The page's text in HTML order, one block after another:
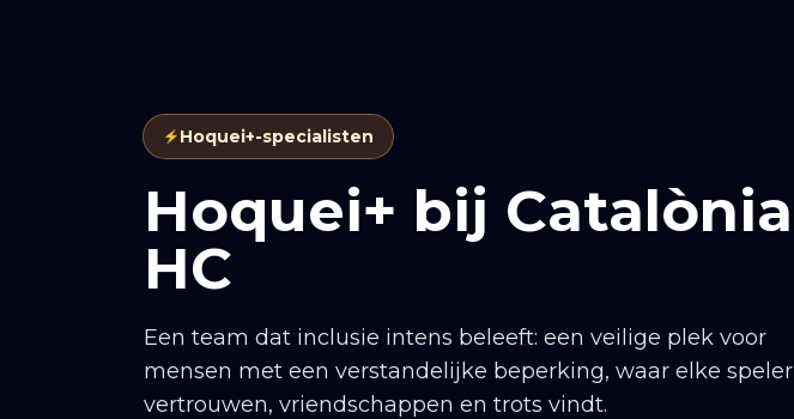
Hoquei+-specialisten
Hoquei+ bij Catalònia
HC
Een team dat inclusie intens beleeft: een veilige plek voor
mensen met een verstandelijke beperking, waar elke speler
vertrouwen, vriendschappen en trots vindt.